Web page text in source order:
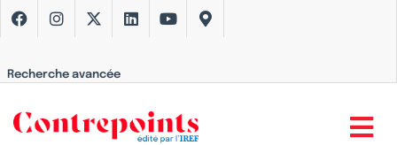
Recherche avancée